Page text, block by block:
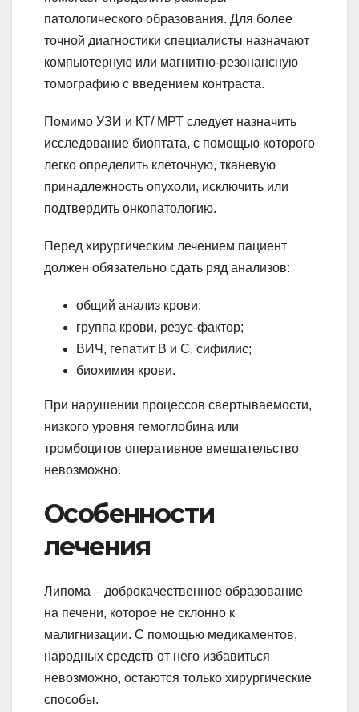
патологического образования. Для более
точной диагностики специалисты назначают
компьютерную или магнитно-резонансную
томографию с введением контраста.
Помимо УЗИ и КТ/ МРТ следует назначить
исследование биоптата, с помощью которого
легко определить клеточную, тканевую
принадлежность опухоли, исключить или
подтвердить онкопатологию.
Перед хирургическим лечением пациент
должен обязательно сдать ряд анализов:
общий анализ крови;
группа крови, резус-фактор;
ВИЧ, гепатит В и С, сифилис;
биохимия крови.
При нарушении процессов свертываемости,
низкого уровня гемоглобина или
тромбоцитов оперативное вмешательство
невозможно.
Особенности
лечения
Липома – доброкачественное образование
на печени, которое не склонно к
малигнизации. С помощью медикаментов,
народных средств от него избавиться
невозможно, остаются только хирургические
способы.